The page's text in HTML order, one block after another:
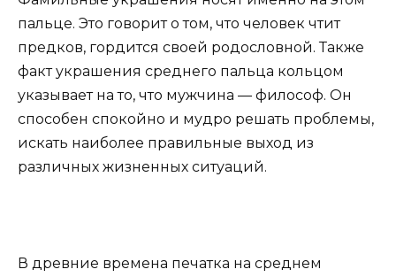
пальце. Это говорит о том, что человек чтит
предков, гордится своей родословной. Также
факт украшения среднего пальца кольцом
указывает на то, что мужчина — философ. Он
способен спокойно и мудро решать проблемы,
искать наиболее правильные выход из
различных жизненных ситуаций.
В древние времена печатка на среднем